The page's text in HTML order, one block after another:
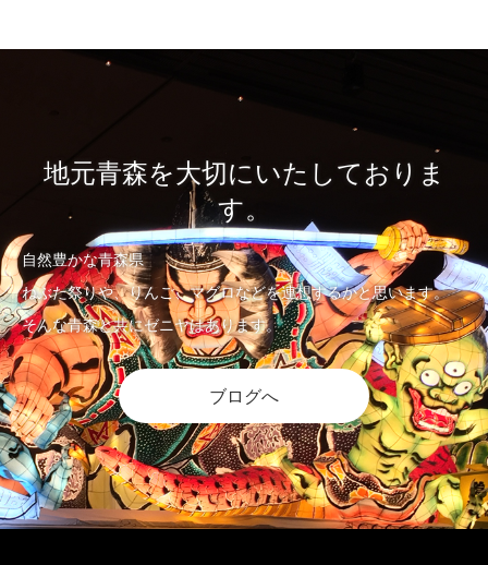
地元青森を大切にいたしておりま
す。
自然豊かな青森県
ねぶた祭りや、りんご、マグロなどを連想するかと思います。
そんな青森と共にゼニヤはあります。
ブログへ